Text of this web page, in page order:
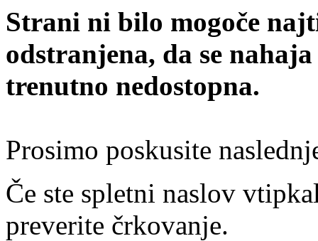
Strani ni bilo mogoče
odstranjena, da se
trenutno nedostopna.
Prosimo poskusite
Če ste spletni naslov
preverite črkovanje.